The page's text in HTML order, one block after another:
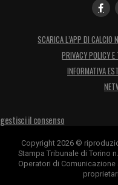
SCARICA L’APP DI CALCIO
PRIVACY POLICY
INFORMATIVA
gestisci il consenso
Copyright 2026 ©
Stampa Tribunale di Torino
Operatori di Comunicazione